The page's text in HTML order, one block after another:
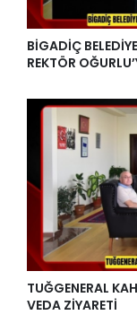
BİGADİÇ
REKTÖR
TUĞGENERAL
VEDA ZİYARETİ